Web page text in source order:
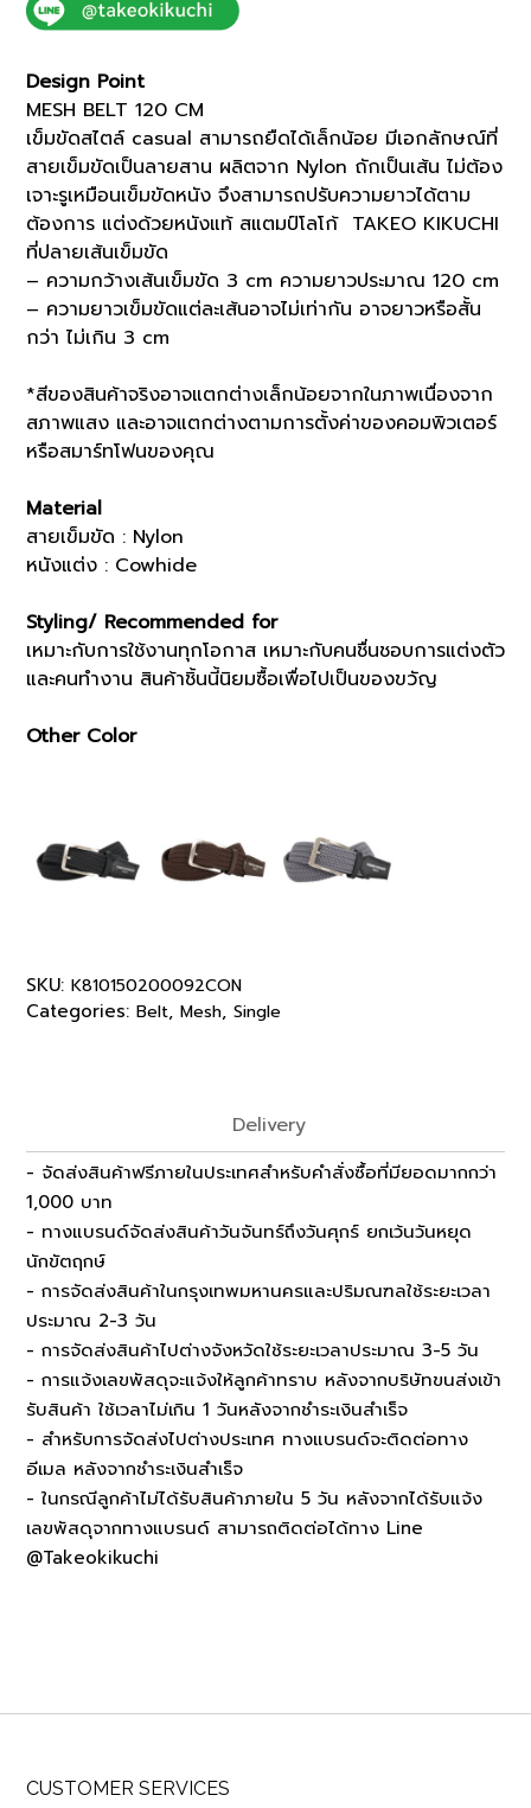
(K8101502)
Design Point
MESH BELT 120 CM
เข็มขัดสไตล์ casual สามารถยืดได้เล็กน้อย มีเอกลักษณ์ที่
สายเข็มขัดเป็นลายสาน ผลิตจาก Nylon ถักเป็นเส้น ไม่ต้อง
เจาะรูเหมือนเข็มขัดหนัง จึงสามารถปรับความยาวได้ตาม
ต้องการ แต่งด้วยหนังแท้ สแตมป์โลโก้ TAKEO KIKUCHI
ที่ปลายเส้นเข็มขัด
– ความกว้างเส้นเข็มขัด 3 cm ความยาวประมาณ 120 cm
– ความยาวเข็มขัดแต่ละเส้นอาจไม่เท่ากัน อาจยาวหรือสั้น
กว่า ไม่เกิน 3 cm
*สีของสินค้าจริงอาจแตกต่างเล็กน้อยจากในภาพเนื่องจาก
สภาพแสง และอาจแตกต่างตามการตั้งค่าของคอมพิวเตอร์
หรือสมาร์ทโฟนของคุณ
Material
สายเข็มขัด : Nylon
หนังแต่ง : Cowhide
Styling/ Recommended for
เหมาะกับการใช้งานทุกโอกาส เหมาะกับคนชื่นชอบการแต่งตัว
และคนทำงาน สินค้าชิ้นนี้นิยมซื้อเพื่อไปเป็นของขวัญ
Other Color
SKU: K810150200092CON
Categories: Belt, Mesh, Single
Delivery
- จัดส่งสินค้าฟรีภายในประเทศสำหรับคำสั่งซื้อที่มียอดมากกว่า
1,000 บาท
- ทางแบรนด์จัดส่งสินค้าวันจันทร์ถึงวันศุกร์ ยกเว้นวันหยุด
นักขัตฤกษ์
- การจัดส่งสินค้าในกรุงเทพมหานครและปริมณฑลใช้ระยะเวลา
ประมาณ 2-3 วัน
- การจัดส่งสินค้าไปต่างจังหวัดใช้ระยะเวลาประมาณ 3-5 วัน
- การแจ้งเลขพัสดุจะแจ้งให้ลูกค้าทราบ หลังจากบริษัทขนส่งเข้า
รับสินค้า ใช้เวลาไม่เกิน 1 วันหลังจากชำระเงินสำเร็จ
- สำหรับการจัดส่งไปต่างประเทศ ทางแบรนด์จะติดต่อทาง
อีเมล หลังจากชำระเงินสำเร็จ
- ในกรณีลูกค้าไม่ได้รับสินค้าภายใน 5 วัน หลังจากได้รับแจ้ง
เลขพัสดุจากทางแบรนด์ สามารถติดต่อได้ทาง Line
@Takeokikuchi
CUSTOMER SERVICES